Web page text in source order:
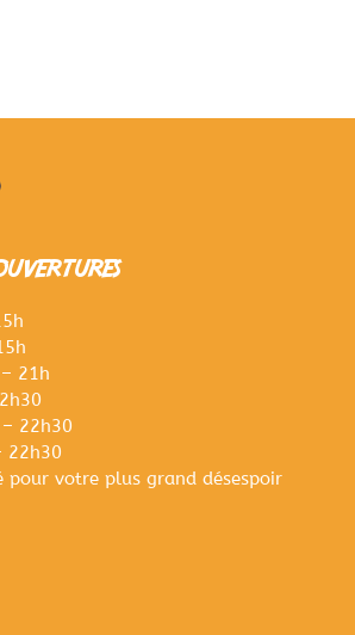
21h
22h30
22h30
pour votre plus grand désespoir